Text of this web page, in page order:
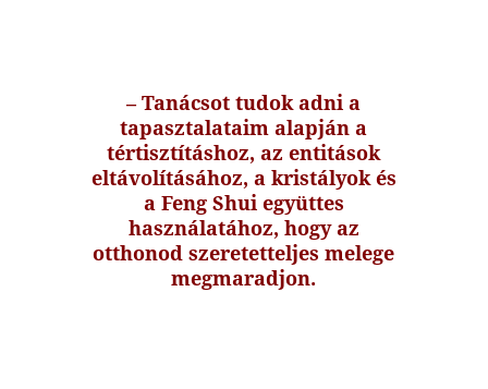
– Tanácsot tudok adni a
tapasztalataim alapján a
tértisztításhoz, az entitások
eltávolításához, a kristályok és
a Feng Shui együttes
használatához, hogy az
otthonod szeretetteljes melege
megmaradjon.